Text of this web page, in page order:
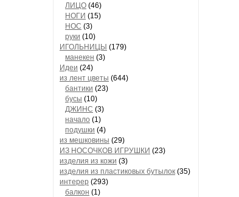
ЛИЦО (46)
НОГИ (15)
НОС (3)
руки (10)
ИГОЛЬНИЦЫ (179)
манекен (3)
Идеи (24)
из лент цветы (644)
бантики (23)
бусы (10)
ДЖИНС (3)
начало (1)
подушки (4)
из мешковины (29)
ИЗ НОСОЧКОВ ИГРУШКИ (23)
изделия из кожи (3)
изделия из пластиковых бутылок (35)
интерер (293)
балкон (1)